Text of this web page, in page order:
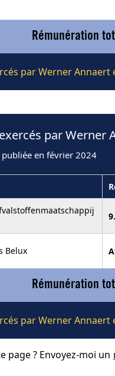
Rémunération
par Werner Annaert
par Werner
publiée en février 2024
Belux
Rémunération
par Werner Annaert
? Envoyez-moi un